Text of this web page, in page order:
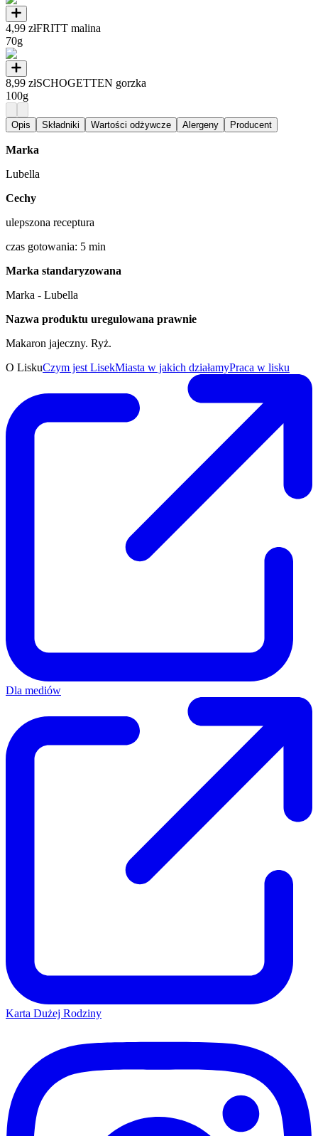
4,99 złFRITT malina
70g
8,99 złSCHOGETTEN gorzka
100g
Opis Składniki Wartości odżywcze Alergeny Producent
Marka
Lubella
Cechy
ulepszona receptura
czas gotowania: 5 min
Marka standaryzowana
Marka - Lubella
Nazwa produktu uregulowana prawnie
Makaron jajeczny. Ryż.
O LiskuCzym jest LisekMiasta w jakich działamyPraca w lisku
Dla mediów
Karta Dużej Rodziny